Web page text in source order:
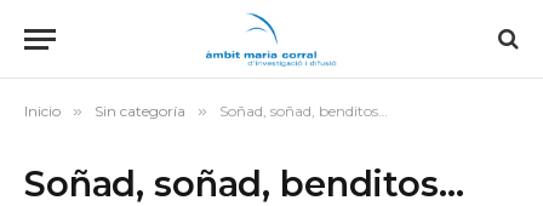
Inicio » Sin categoría » Soñad, soñad, benditos…
Soñad, soñad, benditos…